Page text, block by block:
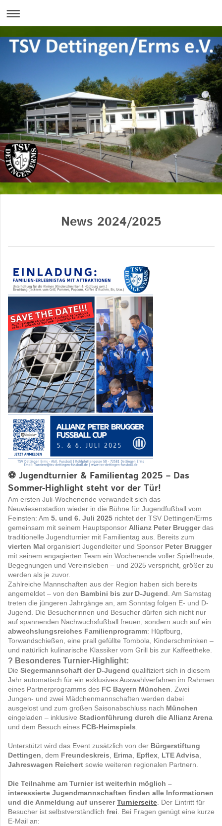
News 2024/2025
⚽ Jugendturnier & Familientag 2025 – Das
Sommer-Highlight steht vor der Tür!
Am ersten Juli-Wochenende verwandelt sich das
Neuwiesenstadion wieder in die Bühne für Jugendfußball vom
Feinsten: Am 5. und 6. Juli 2025 richtet der TSV Dettingen/Erms
gemeinsam mit seinem Hauptsponsor Allianz Peter Bruggerdas
traditionelle Jugendturnier mit Familientag aus. Bereits zum
vierten Mal organisiert Jugendleiter und Sponsor Peter Brugger
mit seinem engagierten Team ein Wochenende voller Spielfreude,
Begegnungen und Vereinsleben – und 2025 verspricht, größer zu
werden als je zuvor.
Zahlreiche Mannschaften aus der Region haben sich bereits
angemeldet – von den Bambini bis zur D-Jugend . Am Samstag
treten die jüngeren Jahrgänge an, am Sonntag folgen E- und D-
Jugend. Die Besucherinnen und Besucher dürfen sich nicht nur
auf spannenden Nachwuchsfußball freuen, sondern auch auf ein
abwechslungsreiches Familienprogramm: Hüpfburg,
Torwandschießen, eine prall gefüllte Tombola, Kinderschminken –
und natürlich kulinarische Klassiker vom Grill bis zur Kaffeetheke.
? Besonderes Turnier-Highlight:
Die Siegermannschaft der D-Jugend qualifiziert sich in diesem
Jahr automatisch für ein exklusives Auswahlverfahren im Rahmen
eines Partnerprogramms des FC Bayern München . Zwei
Jungen- und zwei Mädchenmannschaften werden dabei
ausgelost und zum großen Saisonabschluss nach München
eingeladen – inklusive Stadionführung durch die Allianz Arena
und dem Besuch eines FCB-Heimspiels
Unterstützt wird das Event zusätzlich von der Bürgerstiftung
Dettingen , dem Freundeskreis Erima Epflex LTE Advisa
Jahreswagen Reichert sowie weiteren regionalen Partnern.
Die Teilnahme am Turnier ist weiterhin möglich –
interessierte Jugendmannschaften finden alle Informationen
und die Anmeldung auf unserer Turnierseite . Der Eintritt für
Besucher ist selbstverständlich frei . Bei Fragen genügt eine kurze
E-Mail an: